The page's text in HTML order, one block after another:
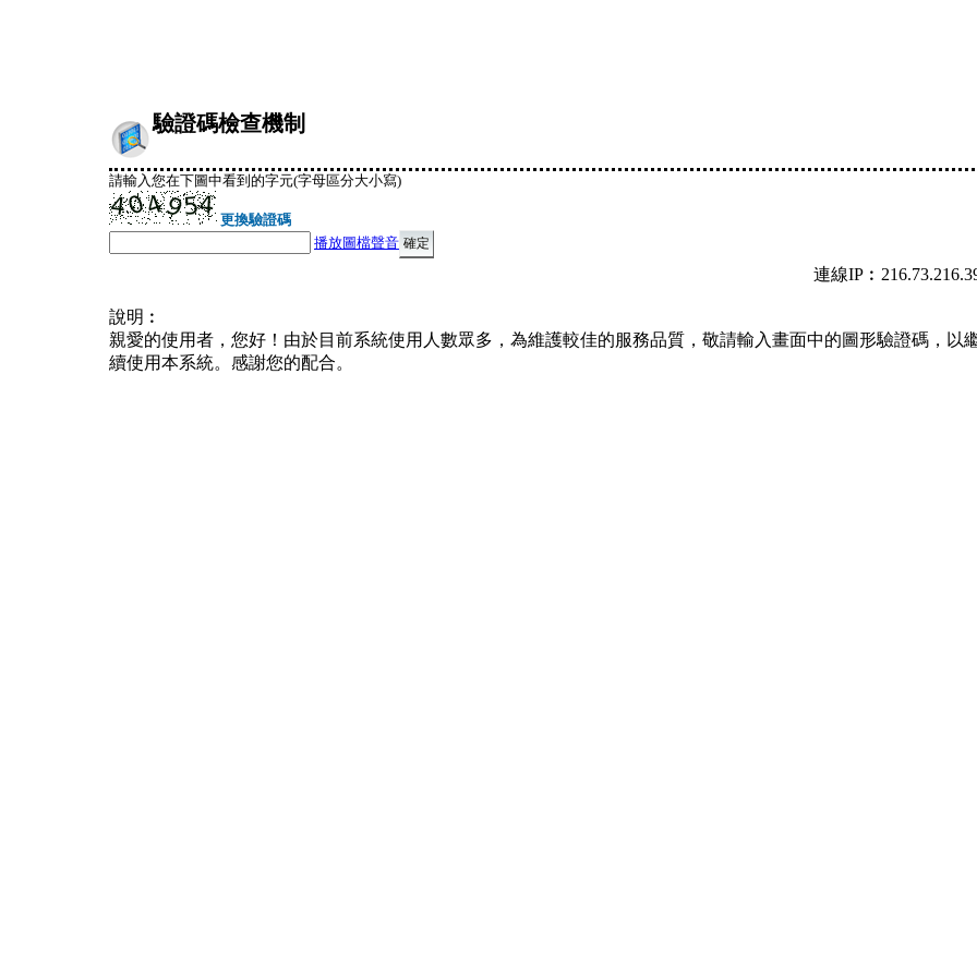
驗證碼檢查機制
請輸入您在下圖中看到的字元(字母區分大小寫)
更換驗證碼
播放圖檔聲音
連線
說明︰
親愛的使用者，您好！由於目前系統使用人數眾多，為維護較佳的服務品質，敬請輸入畫面中的圖形驗證碼，以
續使用本系統。感謝您的配合。